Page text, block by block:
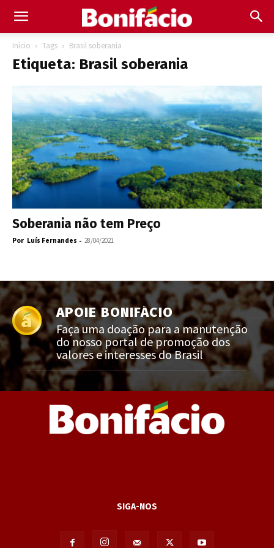
Início Tags Brasil soberania
Etiqueta: Brasil soberania
Soberania não tem Preço
Por Luís Fernandes - 28/04/2021
APOIE BONIFÁCIO
Faça uma doação para a manutenção
do nosso portal de promoção dos
valores e interesses do Brasil
SIGA-NOS